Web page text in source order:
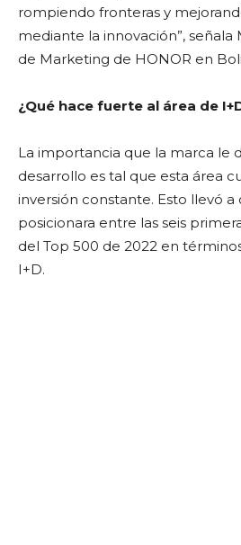
rompiendo fronteras y
mediante la innovación”, señala
de Marketing de HONOR en
¿Qué hace fuerte al área de
La importancia que la marca le
desarrollo es tal que esta área
inversión constante. Esto llevó a
posicionara entre las seis
del Top 500 de 2022 en
I+D.